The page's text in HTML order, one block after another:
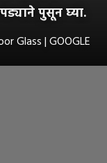
पुसून घ्या.
Glass | GOOGLE